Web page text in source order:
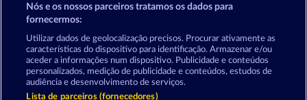
Empresa Perguntas frequentes Facebook
Enviar pedido de rescisão
Nós e os nossos parceiros tratamos os dados para
fornecermos:
Utilizar dados de geolocalização precisos. Procurar ativamente as
características do dispositivo para identificação. Armazenar e/ou
aceder a informações num dispositivo. Publicidade e conteúdos
personalizados, medição de publicidade e conteúdos, estudos de
audiência e desenvolvimento de serviços.
Lista de parceiros (fornecedores)